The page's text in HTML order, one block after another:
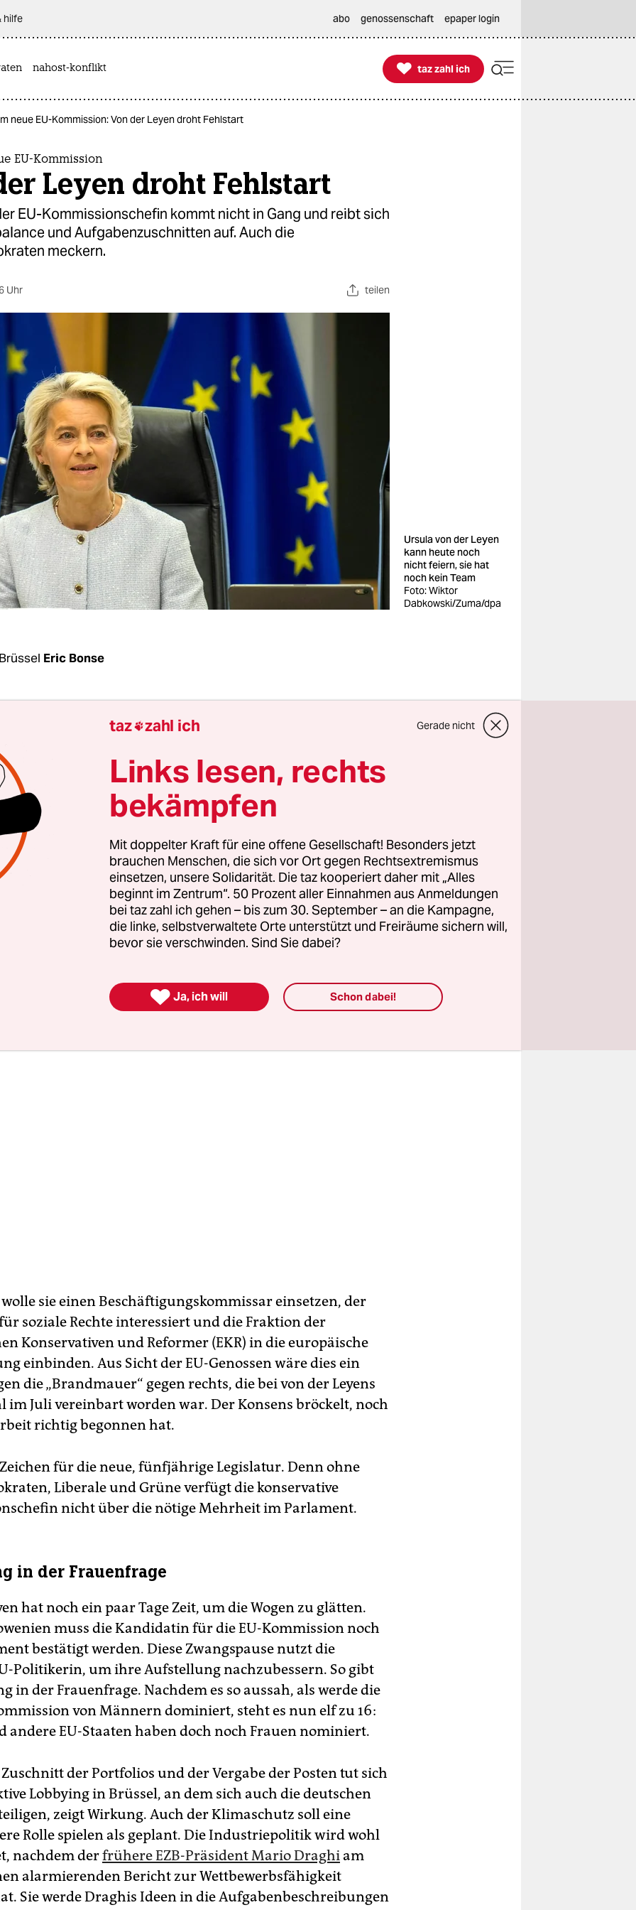
hilfe abo genossenschaft epaper login
nahost-konflikt 
taz zahl ich
taz zahl ich
neue EU-Kommission: Von der Leyen droht Fehlstart
EU-Kommission
Leyen droht Fehlstart
EU-Kommissionschefin kommt nicht in Gang und reibt sich
und Aufgabenzuschnitten auf. Auch die
meckern.
Uhr teilen
Ursula von der Leyen
kann heute noch
nicht feiern, sie hat
noch kein Team
Foto: Wiktor
Dabkowski/Zuma/dpa
Eric Bonse
war rot im Brüsseler EU-Kalender angestrichen:
wollte Kommissionspräsidentin Ursula von der Leyen
vorstellen. Doch daraus wurde nichts. Der Grund:
über die Gender-Balanceund den Aufgabenzuschnitt
Kommissaren. Der Start des neuen Teams wurde auf den
verschoben. Doch nun meutern auch noch die
und von der Leyen II. droht ein Fehlstart.
an der Spitze der 32.000-köpfigen Behörde laufe
Unterstützung der Progressiven zu verlieren“, heißt es in
von Iratxe García Pérez, der Chefin der
Fraktion im Europaparlament. Die Spanierin
Nicolas Schmitignoriert und die
in der Kommission unterminiert.
sie einen Beschäftigungskommissar einsetzen, der
soziale Rechte interessiert und die Fraktion der
Konservativen und Reformer (EKR) in die europäische
einbinden. Aus Sicht der EU-Genossen wäre dies ein
die „Brandmauer“ gegen rechts, die bei von der Leyens
im Juli vereinbart worden war. Der Konsens bröckelt, noch
richtig begonnen hat.
für die neue, fünfjährige Legislatur. Denn ohne
Liberale und Grüne verfügt die konservative
nicht über die nötige Mehrheit im Parlament.
in der Frauenfrage
hat noch ein paar Tage Zeit, um die Wogen zu glätten.
muss die Kandidatin für die EU-Kommission noch
bestätigt werden. Diese Zwangspause nutzt die
Politikerin, um ihre Aufstellung nachzubessern. So gibt
in der Frauenfrage. Nachdem es so aussah, als werde die
von Männern dominiert, steht es nun elf zu 16:
andere EU-Staaten haben doch noch Frauen nominiert.
der Portfolios und der Vergabe der Posten tut sich
Lobbying in Brüssel, an dem sich auch die deutschen
zeigt Wirkung. Auch der Klimaschutz soll eine
Rolle spielen als geplant. Die Industriepolitik wird wohl
nachdem derfrühere EZB-Präsident Mario Draghiam
alarmierenden Bericht zur Wettbewerbsfähigkeit
Sie werde Draghis Ideen in die Aufgabenbeschreibungen
taz zahl ich Gerade nicht
Links lesen, rechts
bekämpfen
Mit doppelter Kraft für eine offene Gesellschaft! Besonders jetzt
brauchen Menschen, die sich vor Ort gegen Rechtsextremismus
einsetzen, unsere Solidarität. Die taz kooperiert daher mit „Alles
beginnt im Zentrum“. 50 Prozent aller Einnahmen aus Anmeldungen
bei taz zahl ich gehen – bis zum 30. September – an die Kampagne,
die linke, selbstverwaltete Orte unterstützt und Freiräume sichern will,
bevor sie verschwinden. Sind Sie dabei?
 Ja, ich will Schon dabei!